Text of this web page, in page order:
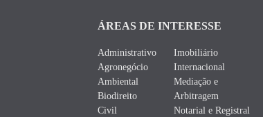
ÁREAS DE INTERESSE
Administrativo
Agronegócio
Ambiental
Biodireito
Civil
Imobiliário
Internacional
Mediação e
Arbitragem
Notarial e Registral